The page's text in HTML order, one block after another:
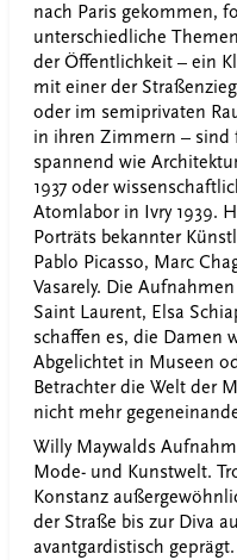
nach Paris gekommen,
unterschiedliche
der Öffentlichkeit – ein
mit einer der
oder im semiprivaten
in ihren Zimmern – sind
spannend wie
1937 oder
Atomlabor in Ivry 1939.
Porträts bekannter
Pablo Picasso, Marc
Vasarely. Die
Saint Laurent, Elsa
schaffen es, die Damen
Abgelichtet in Museen
Betrachter die Welt der
nicht mehr
Willy Maywalds
Mode- und Kunstwelt.
Konstanz
der Straße bis zur Diva
avantgardistisch